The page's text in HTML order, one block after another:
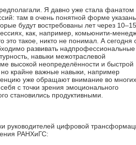
Я давно уже стала фанатом
там в очень понятной форме
будут востребованы лет через
как, например, комьюнити-
такое, никто не понимал. А сегодня
развивать надпрофессиональные
навыки межотраслевой
высокой неопределённости и быстрой
крайне важные навыки, например
уже обращают внимание во многих
с точки зрения эмоционального
становились продуктивными.
руководителей цифровой
РАНХиГС: